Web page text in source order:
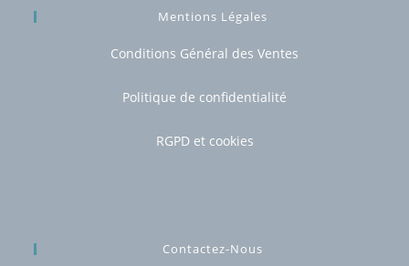
Mentions Légales
Conditions Général des Ventes
Politique de confidentialité
RGPD et cookies
Contactez-Nous